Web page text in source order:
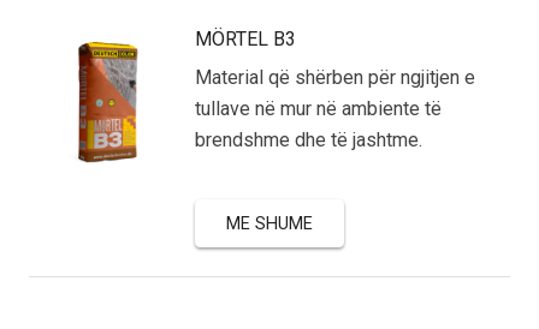
MÖRTEL B3
Material që shërben për ngjitjen e
tullave në mur në ambiente të
brendshme dhe të jashtme.
ME SHUME